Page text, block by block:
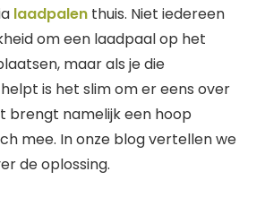
laadpalen thuis. Niet iedereen
om een laadpaal op het
maar als je die
is het slim om er eens over
brengt namelijk een hoop
mee. In onze blog vertellen we
de oplossing.